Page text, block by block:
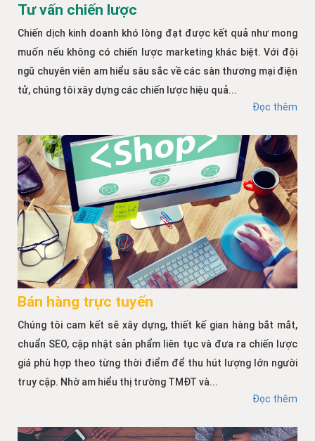
Tư vấn chiến lược
Chiến dịch kinh doanh khó lòng đạt được kết quả như mong
muốn nếu không có chiến lược marketing khác biệt. Với đội
ngũ chuyên viên am hiểu sâu sắc về các sàn thương mại điện
tử, chúng tôi xây dựng các chiến lược hiệu quả...
Đọc thêm
Bán hàng trực tuyến
Chúng tôi cam kết sẽ xây dựng, thiết kế gian hàng bắt mắt,
chuẩn SEO, cập nhật sản phẩm liên tục và đưa ra chiến lược
giá phù hợp theo từng thời điểm để thu hút lượng lớn người
truy cập. Nhờ am hiểu thị trường TMĐT và...
Đọc thêm